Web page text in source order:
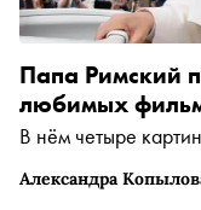
Александра
Папа Римский
любимых
В нём четыре